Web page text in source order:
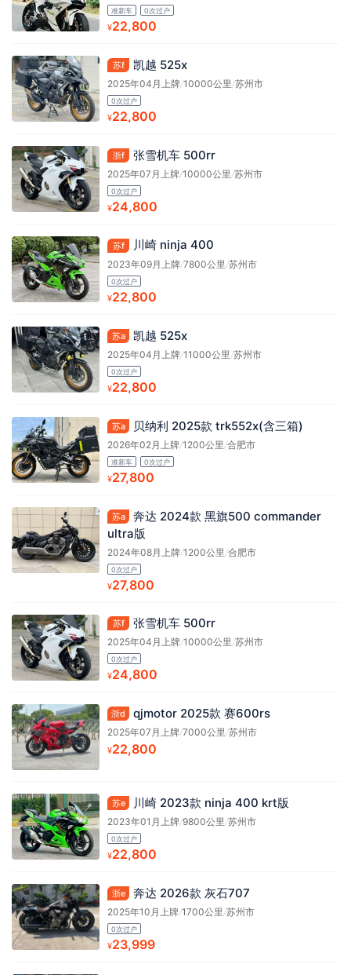
准新车 0次过户
¥22,800
苏f 凯越 525x
2025年04月上牌/10000公里 /苏州市
0次过户
¥22,800
浙f 张雪机车 500rr
2025年07月上牌/10000公里 /苏州市
0次过户
¥24,800
苏f 川崎 ninja 400
2023年09月上牌/7800公里 /苏州市
0次过户
¥22,800
苏a 凯越 525x
2025年04月上牌/11000公里 /苏州市
0次过户
¥22,800
苏a 贝纳利 2025款 trk552x(含三箱)
2026年02月上牌/1200公里 /合肥市
准新车 0次过户
¥27,800
苏a
奔达 2024款 黑旗500 commander
ultra版
2024年08月上牌/1200公里 /合肥市
0次过户
¥27,800
苏f 张雪机车 500rr
2025年04月上牌/10000公里/苏州市
0次过户
¥24,800
浙d qjmotor 2025款 赛600rs
2025年07月上牌/7000公里/苏州市
¥22,800
苏e 川崎 2023款 ninja 400 krt版
2023年01月上牌/9800公里/苏州市
0次过户
¥22,800
浙e 奔达 2026款 灰石707
2025年10月上牌/1700公里/苏州市
0次过户
¥23,999